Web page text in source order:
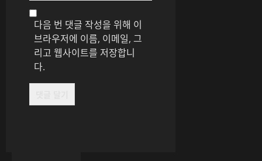
다음 번 댓글 작성을 위해 이
브라우저에 이름, 이메일, 그
리고 웹사이트를 저장합니
다.